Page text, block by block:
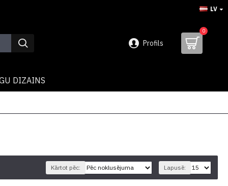
LV
Profils
0
DIZAINS
Kārtot pēc: Lapusē: